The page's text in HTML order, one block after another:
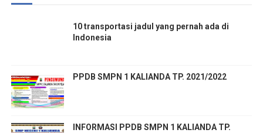
10 transportasi jadul yang pernah ada di
Indonesia
PPDB SMPN 1 KALIANDA TP. 2021/2022
INFORMASI PPDB SMPN 1 KALIANDA TP.